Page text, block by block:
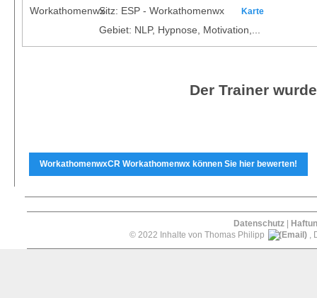
Sitz: ESP - Workathomenwx
Karte
Gebiet: NLP, Hypnose, Motivation,...
Der Trainer
WorkathomenwxCR Workathomenwx können Sie hier bewerten!
Datenschutz
© 2022 Inhalte von Thomas Philipp
,